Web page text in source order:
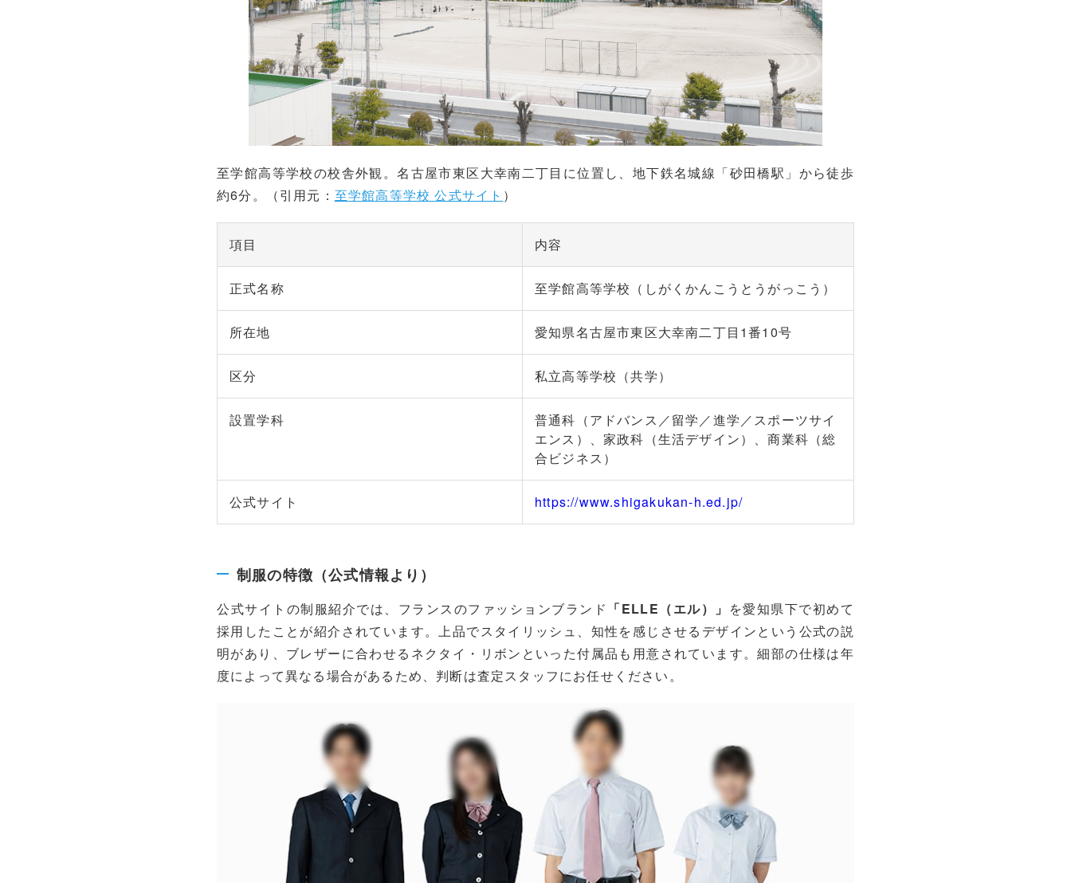
至学館高等学校の校舎外観。名古屋市東区大幸南二丁目に位置し、地下鉄名城線「砂田橋駅」から徒歩
約6分。（引用元： 至学館高等学校 公式サイト ）
項目 内容
正式名称 至学館高等学校（しがくかんこうとうがっこう）
所在地 愛知県名古屋市東区大幸南二丁目1番10号
区分 私立高等学校（共学）
設置学科
普通科（アドバンス／留学／進学／スポーツサイ
エンス）、家政科（生活デザイン）、商業科（総
合ビジネス）
公式サイト https://www.shigakukan-h.ed.jp/
制服の特徴（公式情報より）
公式サイトの制服紹介では、フランスのファッションブランド 「ELLE（エル）」 を愛知県下で初めて
採用したことが紹介されています。上品でスタイリッシュ、知性を感じさせるデザインという公式の説
明があり、ブレザーに合わせるネクタイ・リボンといった付属品も用意されています。細部の仕様は年
度によって異なる場合があるため、判断は査定スタッフにお任せください。